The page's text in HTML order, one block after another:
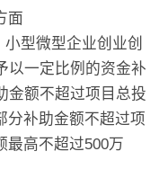
面
型微型企业创业创
以一定比例的资金补
金额不超过项目总投
分补助金额不超过项
最高不超过500万